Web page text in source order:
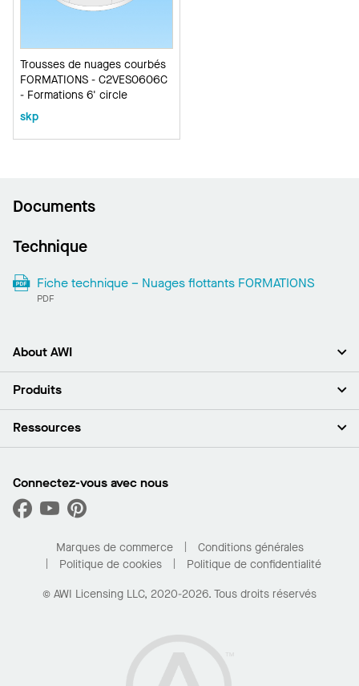
Trousses de nuages courbés
FORMATIONS - C2VES0606C
- Formations 6' circle
skp
Documents
Technique
Fiche technique – Nuages flottants FORMATIONS
PDF
About AWI
À propos de nous
Espace presse
Quelles sont mes options d’achat?
Produits
Plafonds
Capacités sur mesure
Performance
Ressources
Trouver un distributeur
Trouver un distributeur
Pour la maison
Connectez-vous avec nous
Marques de commerce
Conditions générales
Politique de cookies
Politique de confidentialité
© AWI Licensing LLC, 2020-2026. Tous droits réservés